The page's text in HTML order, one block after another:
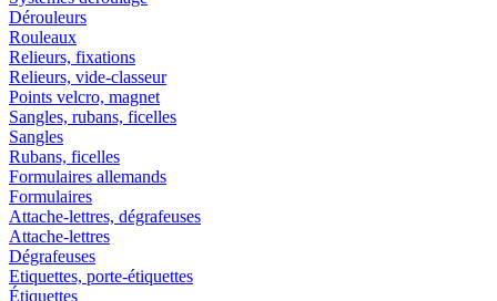
Dérouleurs
Rouleaux
Relieurs, fixations
Relieurs, vide-classeur
Points velcro, magnet
Sangles, rubans, ficelles
Sangles
Rubans, ficelles
Formulaires allemands
Formulaires
Attache-lettres, dégrafeuses
Attache-lettres
Dégrafeuses
Etiquettes, porte-étiquettes
Étiquettes